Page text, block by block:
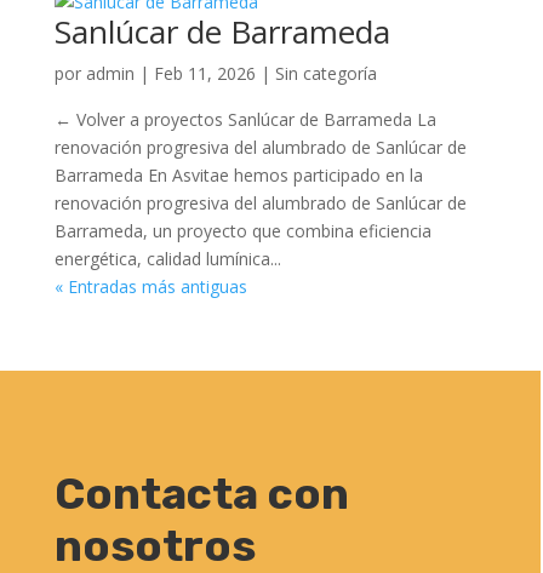
Sanlúcar de Barrameda
por admin | Feb 11, 2026 | Sin categoría
← Volver a proyectos Sanlúcar de Barrameda La
renovación progresiva del alumbrado de Sanlúcar de
Barrameda En Asvitae hemos participado en la
renovación progresiva del alumbrado de Sanlúcar de
Barrameda, un proyecto que combina eficiencia
energética, calidad lumínica...
« Entradas más antiguas
Contacta con
nosotros